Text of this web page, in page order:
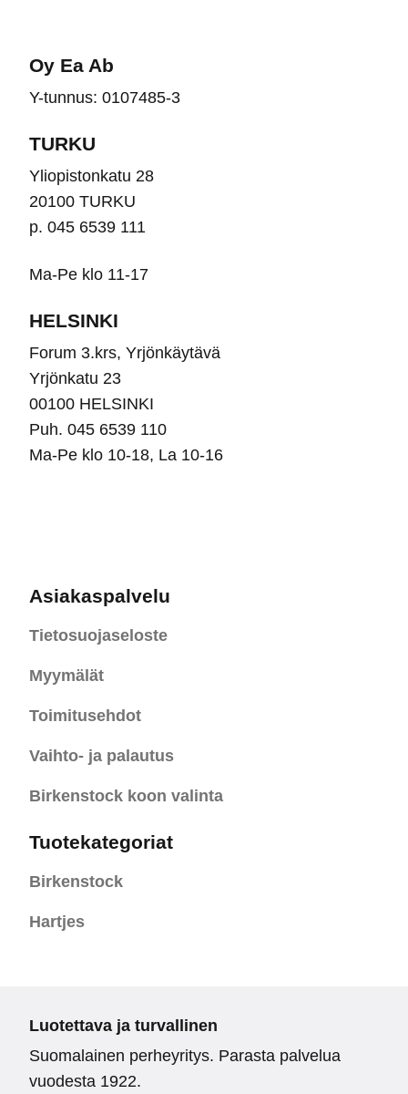
Oy Ea Ab
Y-tunnus: 0107485-3
TURKU
Yliopistonkatu 28
20100 TURKU
p. 045 6539 111
Ma-Pe klo 11-17
HELSINKI
Forum 3.krs, Yrjönkäytävä
Yrjönkatu 23
00100 HELSINKI
Puh. 045 6539 110
Ma-Pe klo 10-18, La 10-16
Asiakaspalvelu
Tietosuojaseloste
Myymälät
Toimitusehdot
Vaihto- ja palautus
Birkenstock koon valinta
Tuotekategoriat
Birkenstock
Hartjes
Luotettava ja turvallinen
Suomalainen perheyritys. Parasta palvelua
vuodesta 1922.